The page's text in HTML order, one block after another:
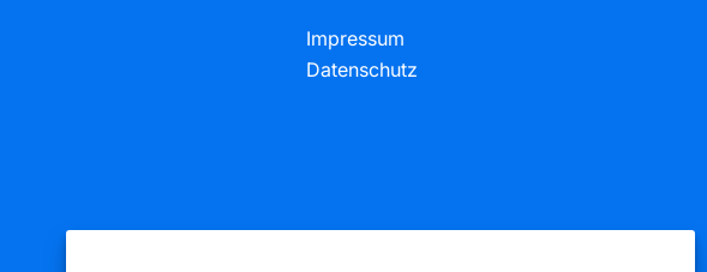
Impressum
Datenschutz